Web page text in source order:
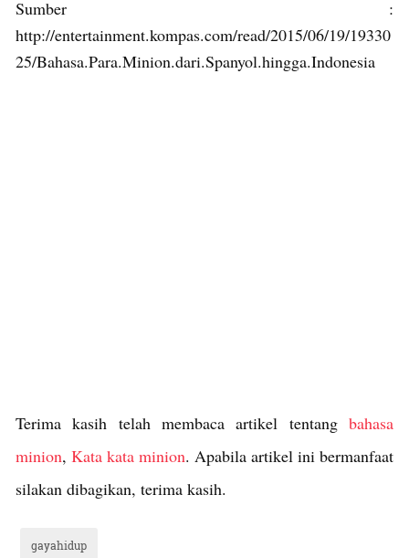
Sumber :
http://entertainment.kompas.com/read/2015/06/19/19330
25/Bahasa.Para.Minion.dari.Spanyol.hingga.Indonesia
Terima kasih telah membaca artikel tentang bahasa
minion, Kata kata minion. Apabila artikel ini bermanfaat
silakan dibagikan, terima kasih.
gayahidup